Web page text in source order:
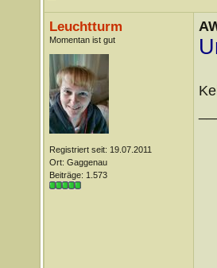
Leuchtturm
Momentan ist gut
Registriert seit: 19.07.2011
Ort: Gaggenau
Beiträge: 1.573